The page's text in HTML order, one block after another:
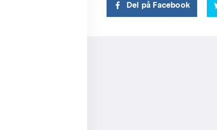
Del på Facebook